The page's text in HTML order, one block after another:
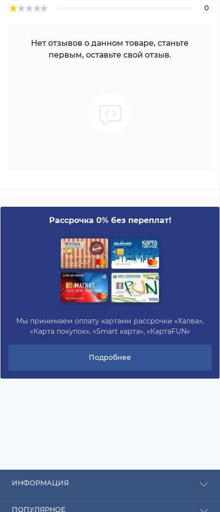
0
Нет отзывов о данном товаре, станьте
первым, оставьте свой отзыв.
Рассрочка 0% без переплат!
Мы принимаем оплату картами рассрочки «Халва»,
«Карта покупок», «Smart карта», «КартаFUN»
Подробнее
ИНФОРМАЦИЯ
ПОПУЛЯРНОЕ